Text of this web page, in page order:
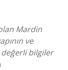
Mardin
ve
değerli bilgiler